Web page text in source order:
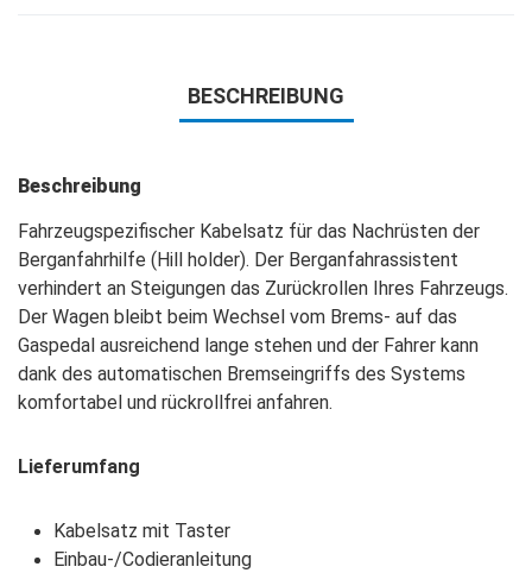
BESCHREIBUNG
Beschreibung
Fahrzeugspezifischer Kabelsatz für das Nachrüsten der
Berganfahrhilfe (Hill holder). Der Berganfahrassistent
verhindert an Steigungen das Zurückrollen Ihres Fahrzeugs.
Der Wagen bleibt beim Wechsel vom Brems- auf das
Gaspedal ausreichend lange stehen und der Fahrer kann
dank des automatischen Bremseingriffs des Systems
komfortabel und rückrollfrei anfahren.
Lieferumfang
Kabelsatz mit Taster
Einbau-/Codieranleitung